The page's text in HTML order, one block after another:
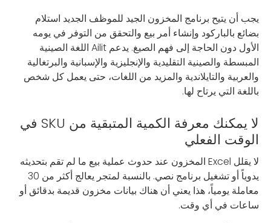
يجب أن يتيح برنامج المخزون الجيد للموظف الجديد استلام
بضائع بالباركود وإنشاء أمر بيع والتحقق من التوفر في يومه
الأول دون الحاجة إلى فهم الصيغ. يدعم Ailit اللغة الصينية
المبسطة والصينية التقليدية والإنجليزية والإسبانية والبرتغالية
والعربية والتايلاندية والمزيد من اللغات، حتى يعمل كل شخص
باللغة التي يرتاح لها.
لا يمكنك معرفة الكمية المتبقية من SKU في
الوقت الفعلي
لا يقلل Excel المخزون عند حدوث عملية بيع ما لم تقم بتحديثه
يدوياً أو تشغيل برنامج نصي. بالنسبة لمتجر يعالج أكثر من 30
معاملة يومياً، هذا يعني أن هناك بيانات مخزون قديمة بدقائق أو
ساعات في أي وقت.